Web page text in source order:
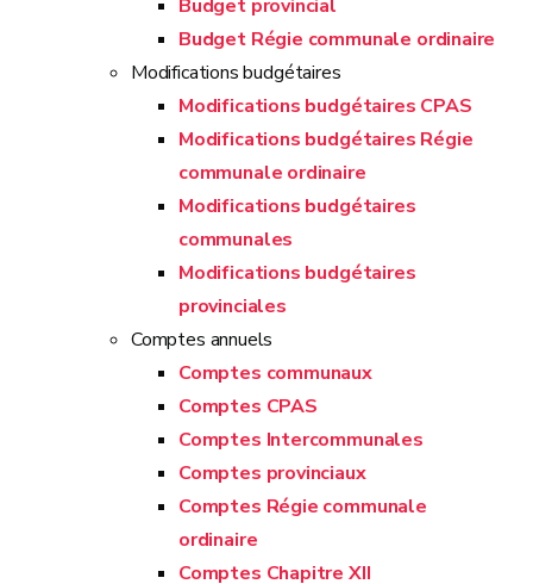
Budget provincial
Budget Régie communale ordinaire
Modifications budgétaires
Modifications budgétaires CPAS
Modifications budgétaires Régie
communale ordinaire
Modifications budgétaires
communales
Modifications budgétaires
provinciales
Comptes annuels
Comptes communaux
Comptes CPAS
Comptes Intercommunales
Comptes provinciaux
Comptes Régie communale
ordinaire
Comptes Chapitre XII